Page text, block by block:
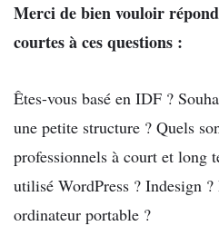
Merci de bien vouloir
courtes à ces questions :
Êtes-vous basé en IDF ?
une petite structure ? Quels
professionnels à court et long
utilisé WordPress ? Indesign
ordinateur portable ?